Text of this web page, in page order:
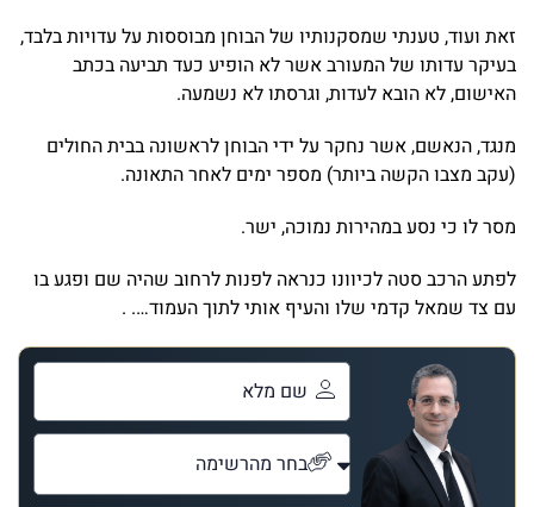
זאת ועוד, טענתי שמסקנותיו של הבוחן מבוססות על עדויות בלבד,
בעיקר עדותו של המעורב אשר לא הופיע כעד תביעה בכתב
האישום, לא הובא לעדות, וגרסתו לא נשמעה.
מנגד, הנאשם, אשר נחקר על ידי הבוחן לראשונה בבית החולים
(עקב מצבו הקשה ביותר) מספר ימים לאחר התאונה.
מסר לו כי נסע במהירות נמוכה, ישר.
לפתע הרכב סטה לכיוונו כנראה לפנות לרחוב שהיה שם ופגע בו
עם צד שמאל קדמי שלו והעיף אותי לתוך העמוד…. .